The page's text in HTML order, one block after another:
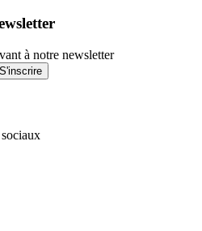
à notre newsletter
S'inscrire